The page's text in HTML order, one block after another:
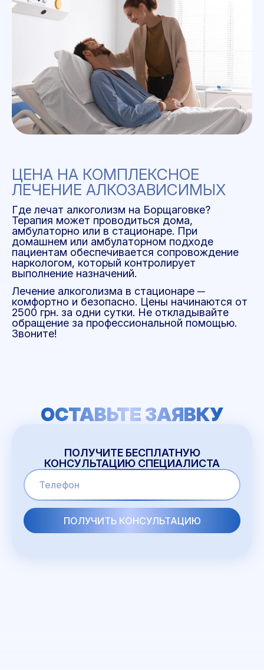
ЦЕНА НА КОМПЛЕКСНОЕ
ЛЕЧЕНИЕ АЛКОЗАВИСИМЫХ
Где лечат алкоголизм на Борщаговке?
Терапия может проводиться дома,
амбулаторно или в стационаре. При
домашнем или амбулаторном подходе
пациентам обеспечивается сопровождение
наркологом, который контролирует
выполнение назначений.
Лечение алкоголизма в стационаре ─
комфортно и безопасно. Цены начинаются от
2500 грн. за одни сутки. Не откладывайте
обращение за профессиональной помощью.
Звоните!
ОСТАВЬТЕ ЗАЯВКУ
ПОЛУЧИТЕ БЕСПЛАТНУЮ
КОНСУЛЬТАЦИЮ СПЕЦИАЛИСТА